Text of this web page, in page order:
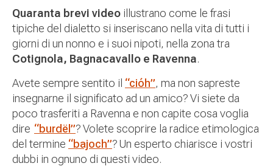
Quaranta brevi video illustrano come le frasi
tipiche del dialetto si inseriscano nella vita di tutti i
giorni di un nonno e i suoi nipoti, nella zona tra
Cotignola, Bagnacavallo e Ravenna.
Avete sempre sentito il “cióh”, ma non sapreste
insegnarne il significato ad un amico? Vi siete da
poco trasferiti a Ravenna e non capite cosa voglia
dire “burdël”? Volete scoprire la radice etimologica
del termine “bajoch”? Un esperto chiarisce i vostri
dubbi in ognuno di questi video.